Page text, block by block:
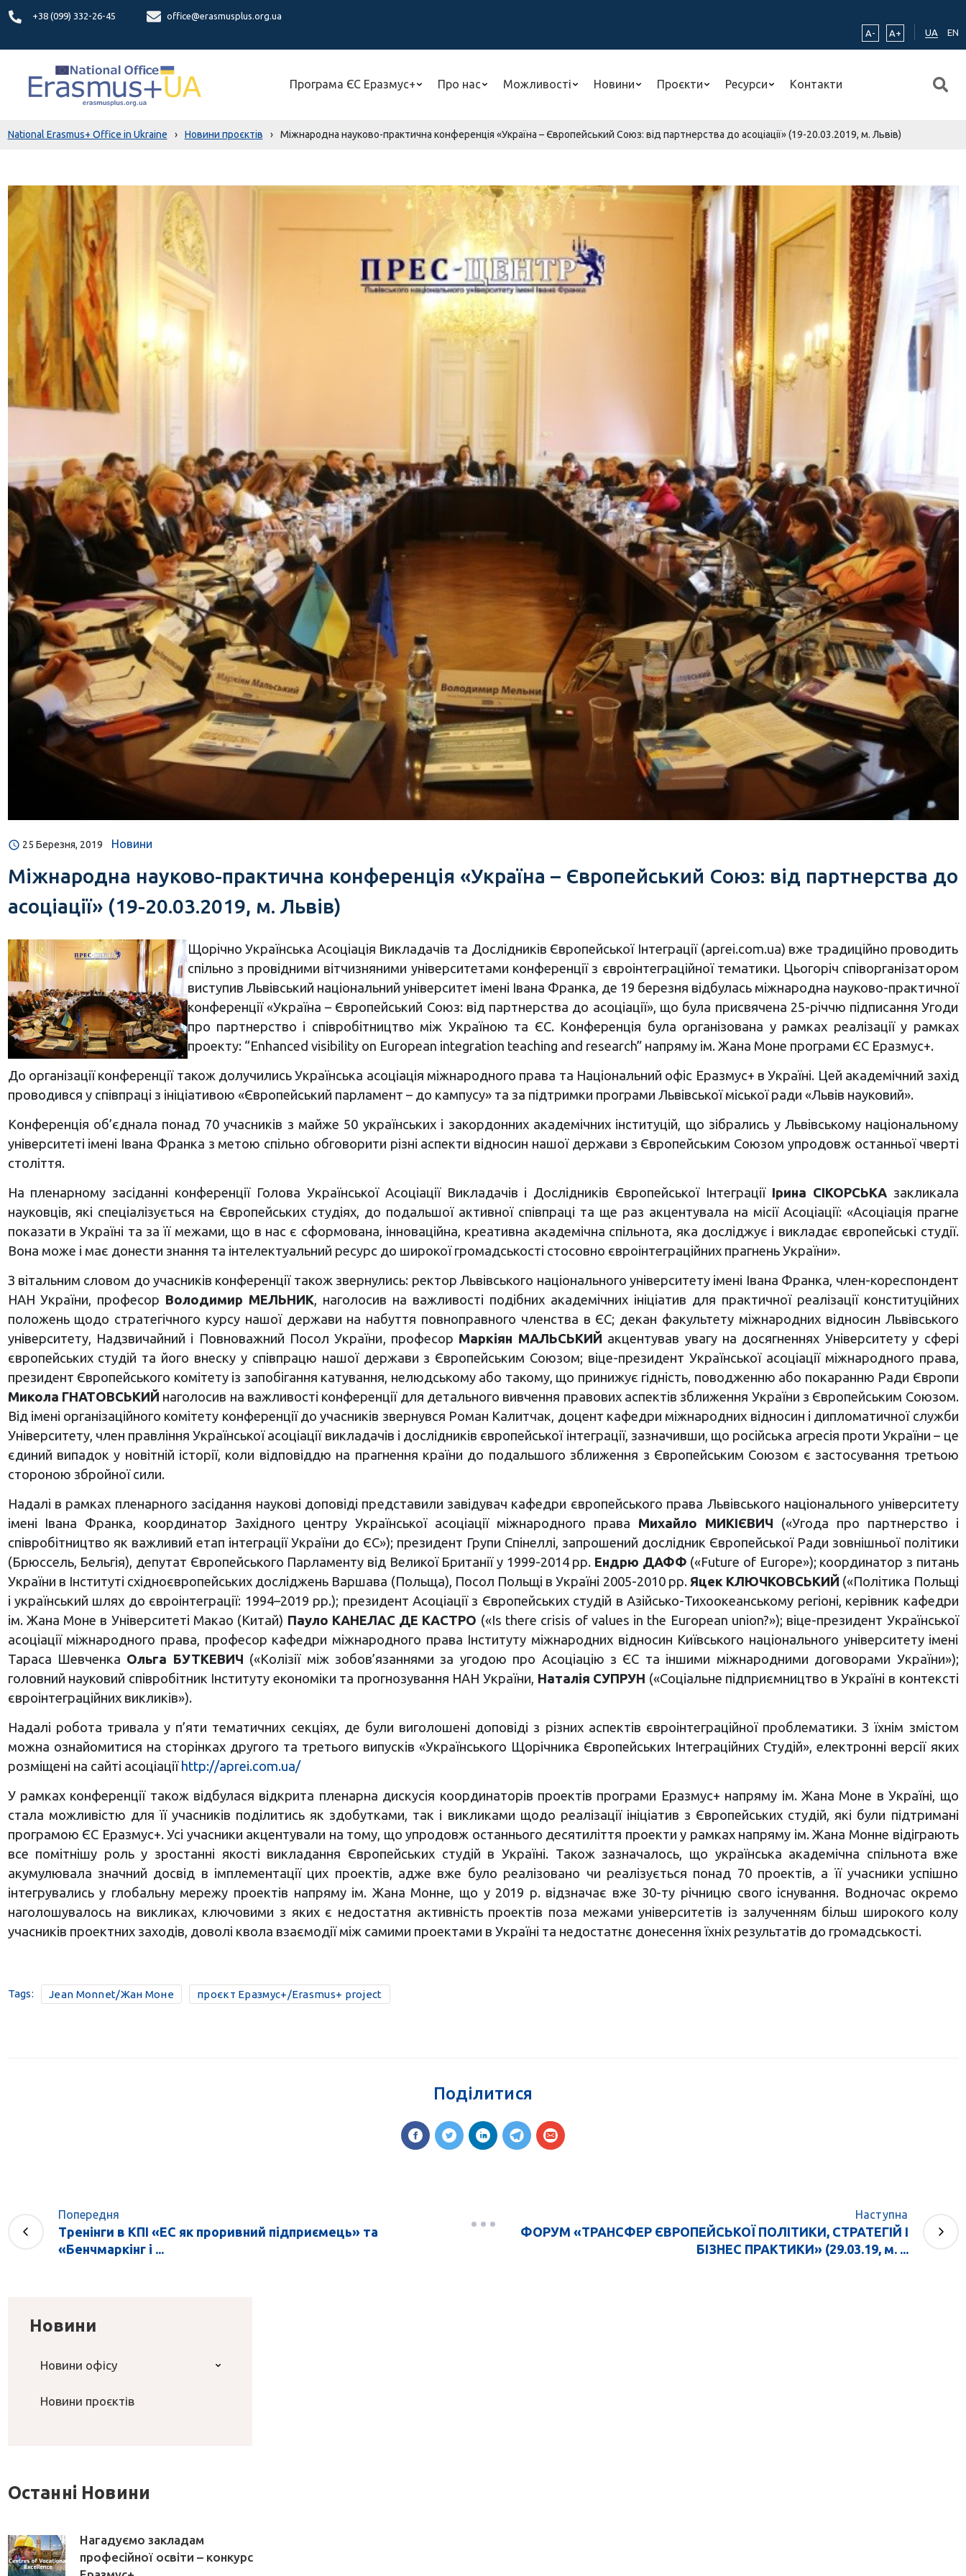
+38 (099) 332-26-45
office@erasmusplus.org.ua
A-
A+ UA EN
Програма ЄС Еразмус+ Про нас Можливості Новини Проєкти Ресурси Контакти
National Erasmus+ Office in Ukraine › Новини проєктів › Міжнародна науково-практична конференція «Україна – Європейський Союз: від партнерства до асоціації» (19-20.03.2019, м. Львів)
25 Березня, 2019 Новини
Міжнародна науково-практична конференція «Україна – Європейський Союз: від партнерства до
асоціації» (19-20.03.2019, м. Львів)
Щорічно Українська Асоціація Викладачів та Дослідників Європейської Інтеграції (aprei.com.ua) вже традиційно проводить
спільно з провідними вітчизняними університетами конференції з євроінтеграційної тематики. Цьогоріч співорганізатором
виступив Львівський національний університет імені Івана Франка, де 19 березня відбулась міжнародна науково-практичної
конференції «Україна – Європейський Союз: від партнерства до асоціації», що була присвячена 25-річчю підписання Угоди
про партнерство і співробітництво між Україною та ЄС. Конференція була організована у рамках реалізації у рамках
проекту: “Enhanced visibility on European integration teaching and research” напряму ім. Жана Моне програми ЄС Еразмус+.
До організації конференції також долучились Українська асоціація міжнародного права та Національний офіс Еразмус+ в Україні. Цей академічний захід
проводився у співпраці з ініціативою «Європейський парламент – до кампусу» та за підтримки програми Львівської міської ради «Львів науковий».
Конференція об’єднала понад 70 учасників з майже 50 українських і закордонних академічних інституцій, що зібрались у Львівському національному
університеті імені Івана Франка з метою спільно обговорити різні аспекти відносин нашої держави з Європейським Союзом упродовж останньої чверті
століття.
На пленарному засіданні конференції Голова Української Асоціації Викладачів і Дослідників Європейської Інтеграції Ірина СІКОРСЬКА закликала
науковців, які спеціалізується на Європейських студіях, до подальшої активної співпраці та ще раз акцентувала на місії Асоціації: «Асоціація прагне
показати в Україні та за її межами, що в нас є сформована, інноваційна, креативна академічна спільнота, яка досліджує і викладає європейські студії.
Вона може і має донести знання та інтелектуальний ресурс до широкої громадськості стосовно євроінтеграційних прагнень України».
З вітальним словом до учасників конференції також звернулись: ректор Львівського національного університету імені Івана Франка, член-кореспондент
НАН України, професор Володимир МЕЛЬНИК , наголосив на важливості подібних академічних ініціатив для практичної реалізації конституційних
положень щодо стратегічного курсу нашої держави на набуття повноправного членства в ЄС; декан факультету міжнародних відносин Львівського
університету, Надзвичайний і Повноважний Посол України, професор Маркіян МАЛЬСЬКИЙ акцентував увагу на досягненнях Університету у сфері
європейських студій та його внеску у співпрацю нашої держави з Європейським Союзом; віце-президент Української асоціації міжнародного права,
президент Європейського комітету із запобігання катування, нелюдському або такому, що принижує гідність, поводженню або покаранню Ради Європи
Микола ГНАТОВСЬКИЙ наголосив на важливості конференції для детального вивчення правових аспектів зближення України з Європейським Союзом.
Від імені організаційного комітету конференції до учасників звернувся Роман Калитчак, доцент кафедри міжнародних відносин і дипломатичної служби
Університету, член правління Української асоціації викладачів і дослідників європейської інтеграції, зазначивши, що російська агресія проти України – це
єдиний випадок у новітній історії, коли відповіддю на прагнення країни до подальшого зближення з Європейським Союзом є застосування третьою
стороною збройної сили.
Надалі в рамках пленарного засідання наукові доповіді представили завідувач кафедри європейського права Львівського національного університету
імені Івана Франка, координатор Західного центру Української асоціації міжнародного права Михайло МИКІЄВИЧ («Угода про партнерство і
співробітництво як важливий етап інтеграції України до ЄС»); президент Групи Спінеллі, запрошений дослідник Європейської Ради зовнішньої політики
(Брюссель, Бельгія), депутат Європейського Парламенту від Великої Британії у 1999-2014 рр. Ендрю ДАФФ («Future of Europe»); координатор з питань
України в Інституті східноєвропейських досліджень Варшава (Польща), Посол Польщі в Україні 2005-2010 рр. Яцек КЛЮЧКОВСЬКИЙ («Політика Польщі
і український шлях до євроінтеграції: 1994–2019 рр.); президент Асоціації з Європейських студій в Азійсько-Тихоокеанському регіоні, керівник кафедри
ім. Жана Моне в Університеті Макао (Китай) Пауло КАНЕЛАС ДЕ КАСТРО («Is there crisis of values in the European union?»); віце-президент Української
асоціації міжнародного права, професор кафедри міжнародного права Інституту міжнародних відносин Київського національного університету імені
Тараса Шевченка Ольга БУТКЕВИЧ («Колізії між зобов’язаннями за угодою про Асоціацію з ЄС та іншими міжнародними договорами України»);
головний науковий співробітник Інституту економіки та прогнозування НАН України, Наталія СУПРУН («Соціальне підприємництво в Україні в контексті
євроінтеграційних викликів»).
Надалі робота тривала у п’яти тематичних секціях, де були виголошені доповіді з різних аспектів євроінтеграційної проблематики. З їхнім змістом
можна ознайомитися на сторінках другого та третього випусків «Українського Щорічника Європейських Інтеграційних Студій», електронні версії яких
розміщені на сайті асоціації http://aprei.com.ua/
У рамках конференції також відбулася відкрита пленарна дискусія координаторів проектів програми Еразмус+ напряму ім. Жана Моне в Україні, що
стала можливістю для її учасників поділитись як здобутками, так і викликами щодо реалізації ініціатив з Європейських студій, які були підтримані
програмою ЄС Еразмус+. Усі учасники акцентували на тому, що упродовж останнього десятиліття проекти у рамках напряму ім. Жана Монне відіграють
все помітнішу роль у зростанні якості викладання Європейських студій в Україні. Також зазначалось, що українська академічна спільнота вже
акумулювала значний досвід в імплементації цих проектів, адже вже було реалізовано чи реалізується понад 70 проектів, а її учасники успішно
інтегрувались у глобальну мережу проектів напряму ім. Жана Монне, що у 2019 р. відзначає вже 30-ту річницю свого існування. Водночас окремо
наголошувалось на викликах, ключовими з яких є недостатня активність проектів поза межами університетів із залученням більш широкого колу
учасників проектних заходів, доволі квола взаємодії між самими проектами в Україні та недостатнє донесення їхніх результатів до громадськості.
Tags: Jean Monnet/Жан Моне проєкт Еразмус+/Erasmus+ project
Поділитися
Попередня
Тренінги в КПІ «ЕС як проривний підприємець» та
«Бенчмаркінг і ...
Наступна
ФОРУМ «ТРАНСФЕР ЄВРОПЕЙСЬКОЇ ПОЛІТИКИ, СТРАТЕГІЙ І
БІЗНЕС ПРАКТИКИ» (29.03.19, м. ...
Новини
Новини офісу
Новини проєктів
Останні Новини
Нагадуємо закладам
професійної освіти – конкурс